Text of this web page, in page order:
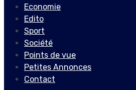
Economie
Edito
Sport
Société
Points de vue
Petites Annonces
Contact